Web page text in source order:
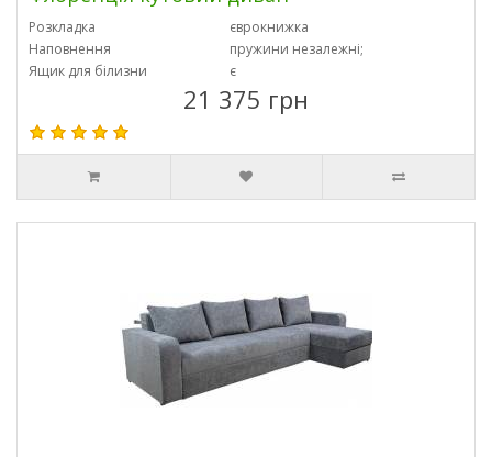
Розкладка
єврокнижка
Наповнення
пружини незалежні;
Ящик для білизни
є
21 375 грн